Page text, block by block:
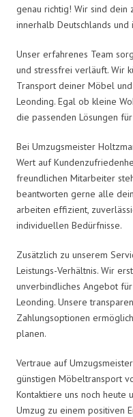
genau richtig! Wir sind dein
innerhalb Deutschlands und
Unser erfahrenes Team
und stressfrei verläuft. Wir
Transport deiner Möbel
Leonding. Egal ob kleine
die passenden Lösungen
Bei Umzugsmeister
Wert auf
freundlichen Mitarbeiter
beantworten gerne alle
arbeiten effizient,
individuellen Bedürfnisse.
Zusätzlich zu unserem
Leistungs-Verhältnis. Wir
unverbindliches Angebot
Leonding. Unsere
Zahlungsoptionen
planen.
Vertraue auf
günstigen Möbeltransport
Kontaktiere uns noch heute
Umzug zu einem positiven